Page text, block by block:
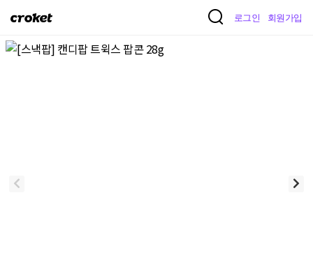
크
켓
로그인 회원가입